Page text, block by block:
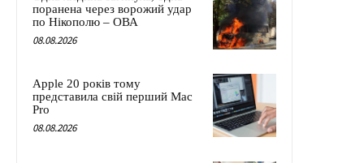
поранена через ворожий удар
по Нікополю – ОВА
08.08.2026
Apple 20 років тому
представила свій перший Mac
Pro
08.08.2026